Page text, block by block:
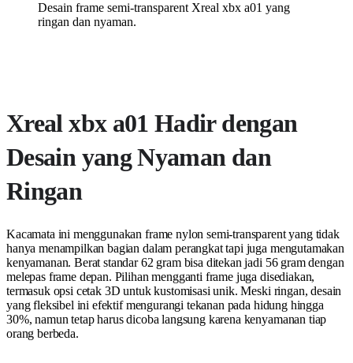
Desain frame semi-transparent Xreal xbx a01 yang
ringan dan nyaman.
Xreal xbx a01 Hadir dengan
Desain yang Nyaman dan
Ringan
Kacamata ini menggunakan frame nylon semi-transparent yang tidak
hanya menampilkan bagian dalam perangkat tapi juga mengutamakan
kenyamanan. Berat standar 62 gram bisa ditekan jadi 56 gram dengan
melepas frame depan. Pilihan mengganti frame juga disediakan,
termasuk opsi cetak 3D untuk kustomisasi unik. Meski ringan, desain
yang fleksibel ini efektif mengurangi tekanan pada hidung hingga
30%, namun tetap harus dicoba langsung karena kenyamanan tiap
orang berbeda.